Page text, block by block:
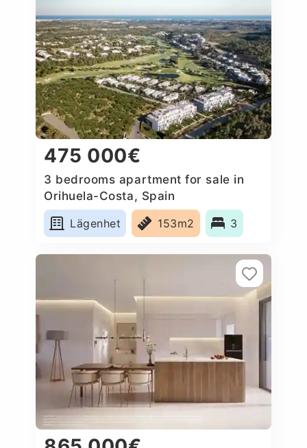
475 000€
3 bedrooms apartment for sale in
Orihuela-Costa, Spain
Lägenhet
153m2 3